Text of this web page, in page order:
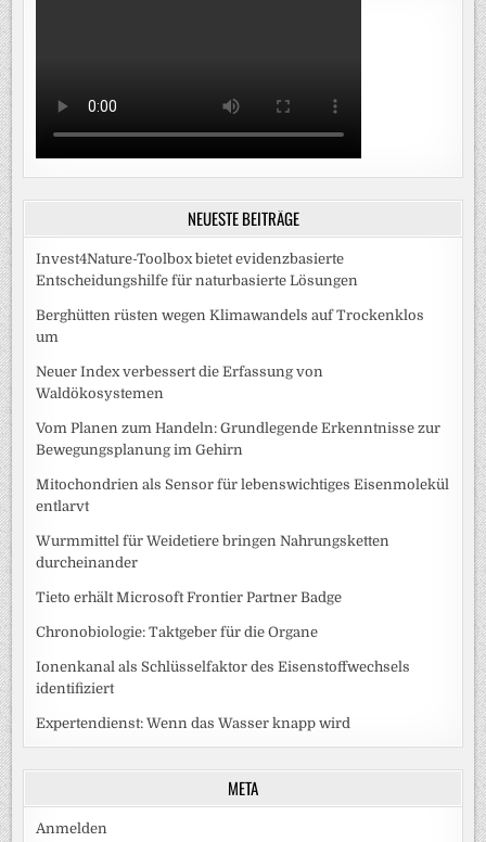
NEUESTE BEITRÄGE
Invest4Nature-Toolbox bietet evidenzbasierte
Entscheidungshilfe für naturbasierte Lösungen
Berghütten rüsten wegen Klimawandels auf Trockenklos
um
Neuer Index verbessert die Erfassung von
Waldökosystemen
Vom Planen zum Handeln: Grundlegende Erkenntnisse zur
Bewegungsplanung im Gehirn
Mitochondrien als Sensor für lebenswichtiges Eisenmolekül
entlarvt
Wurmmittel für Weidetiere bringen Nahrungsketten
durcheinander
Tieto erhält Microsoft Frontier Partner Badge
Chronobiologie: Taktgeber für die Organe
Ionenkanal als Schlüsselfaktor des Eisenstoffwechsels
identifiziert
Expertendienst: Wenn das Wasser knapp wird
META
Anmelden